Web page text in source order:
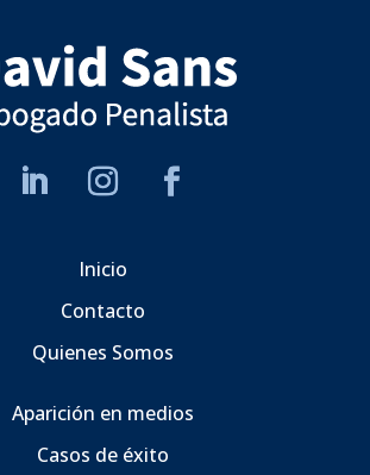
Inicio
Contacto
Quienes Somos
Aparición en medios
Casos de éxito